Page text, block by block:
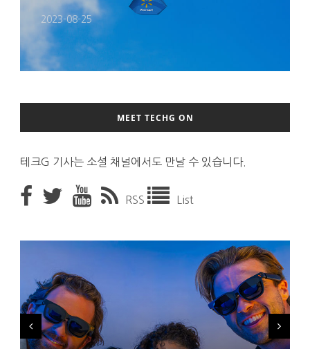
2023-08-25
MEET TECHG ON
테크G 기사는 소셜 채널에서도 만날 수 있습니다.
RSS List